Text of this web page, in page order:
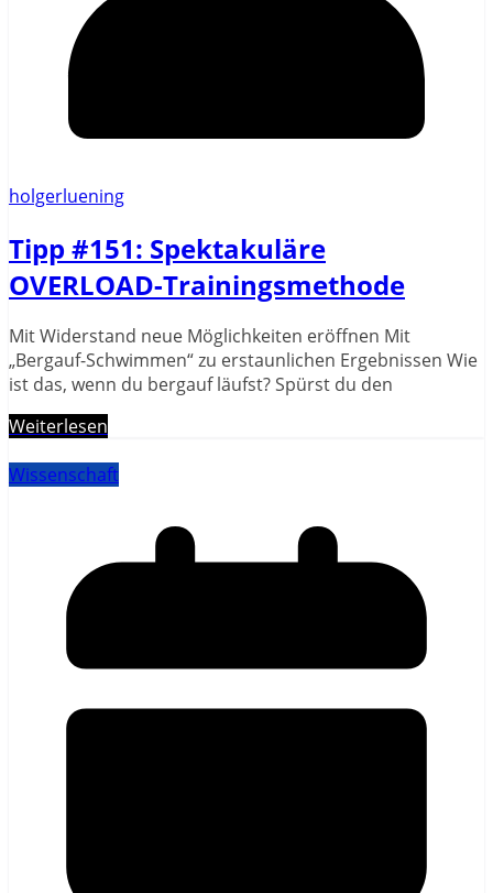
holgerluening
Tipp #151: Spektakuläre
OVERLOAD-Trainingsmethode
Mit Widerstand neue Möglichkeiten eröffnen Mit
„Bergauf-Schwimmen“ zu erstaunlichen Ergebnissen Wie
ist das, wenn du bergauf läufst? Spürst du den
Weiterlesen
Wissenschaft